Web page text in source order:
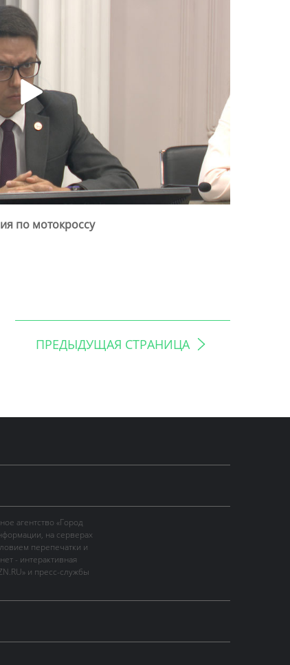
по мотокроссу
ПРЕДЫДУЩАЯ СТРАНИЦА
агентство «Город
на серверах
перепечатки и
- интерактивная
и пресс-службы